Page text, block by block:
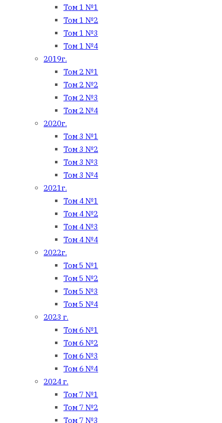
Том 1 №1
Том 1 №2
Том 1 №3
Том 1 №4
2019г.
Том 2 №1
Том 2 №2
Том 2 №3
Том 2 №4
2020г.
Том 3 №1
Том 3 №2
Том 3 №3
Том 3 №4
2021г.
Том 4 №1
Том 4 №2
Том 4 №3
Том 4 №4
2022г.
Том 5 №1
Том 5 №2
Том 5 №3
Том 5 №4
2023 г.
Том 6 №1
Том 6 №2
Том 6 №3
Том 6 №4
2024 г.
Том 7 №1
Том 7 №2
Том 7 №3